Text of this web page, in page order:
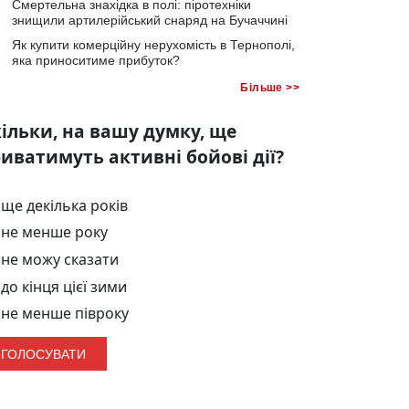
Смертельна знахідка в полі: піротехніки
знищили артилерійський снаряд на Бучаччині
Як купити комерційну нерухомість в Тернополі,
яка приноситиме прибуток?
Більше >>
на вашу думку, ще
активні бойові дії?
ще декілька років
не менше року
не можу сказати
до кінця цієї зими
не менше півроку